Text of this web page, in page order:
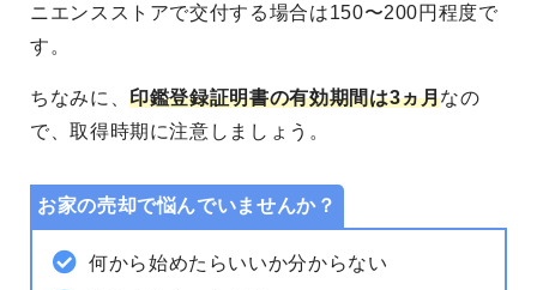
ニエンスストアで交付する場合は150〜200円程度で
す。
ちなみに、印鑑登録証明書の有効期間は3ヵ月なの
で、取得時期に注意しましょう。
お家の売却で悩んでいませんか？
何から始めたらいいか分からない